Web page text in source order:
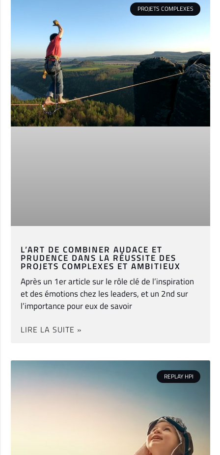
PROJETS COMPLEXES
L’ART DE COMBINER AUDACE ET
PRUDENCE DANS LA RÉUSSITE DES
PROJETS COMPLEXES ET AMBITIEUX
Après un 1er article sur le rôle clé de l’inspiration
et des émotions chez les leaders, et un 2nd sur
l’importance pour eux de savoir
LIRE LA SUITE »
REPLAY HPI